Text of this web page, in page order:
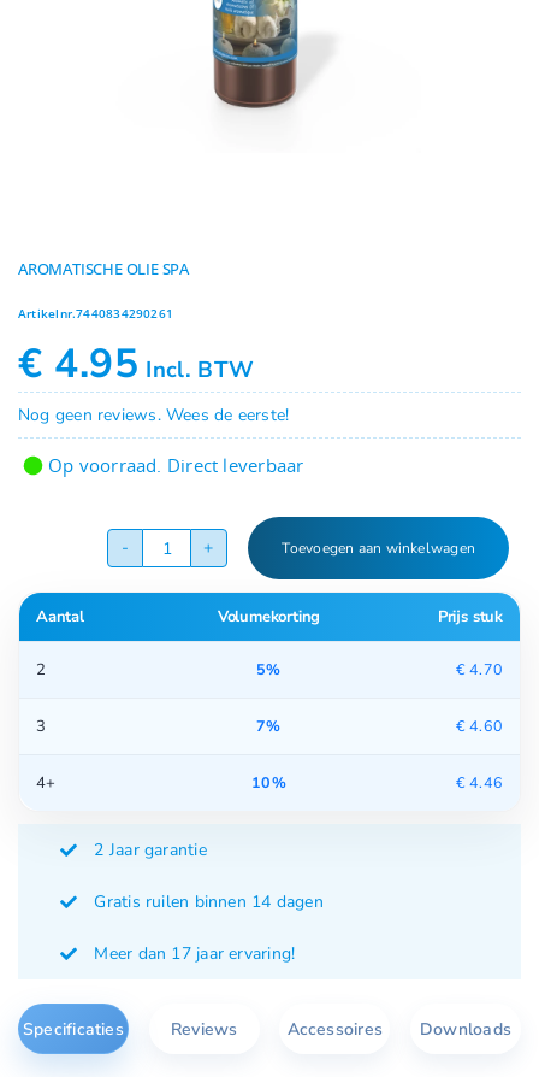
AROMATISCHE OLIE SPA
Artikelnr.7440834290261
€ 4.95 Incl. BTW
Nog geen reviews. Wees de eerste!
Op voorraad. Direct leverbaar
Aromatische
Olie
Toevoegen aan winkelwagen
Aantal Volumekorting Prijs stuk
2 5% €4.70
3 7% €4.60
4+ 10% €4.46
2 Jaar garantie
Gratis ruilen binnen 14 dagen
Meer dan 17 jaar ervaring!
Specificaties Reviews Accessoires Downloads